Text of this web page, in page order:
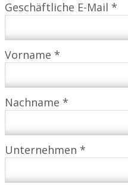
Geschäftliche E-Mail *
Vorname *
Nachname *
Unternehmen *